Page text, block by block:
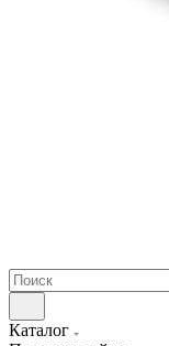
Каталог